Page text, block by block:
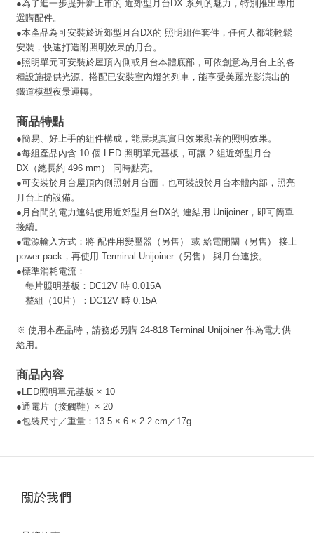
●為了進一步提升新上市的 近郊型月台DX 系列的魅力，特別推出專用
選購配件。
●本產品為可安裝於近郊型月台DX的 照明組件套件，任何人都能輕鬆
安裝，快速打造附照明效果的月台。
●照明單元可安裝於屋頂內側或月台本體底部，可依創意為月台上的各
種設施提供光源。搭配已安裝室內燈的列車，能享受美麗光影演出的
鐵道模型夜景運轉。
商品特點
●簡易、好上手的組件構成，能展現真實且效果顯著的照明效果。
●每組產品內含 10 個 LED 照明單元基板，可讓 2 組近郊型月台
DX（總長約 496 mm） 同時點亮。
●可安裝於月台屋頂內側照射月台面，也可裝設於月台本體內部，照亮
月台上的設備。
●月台間的電力連結使用近郊型月台DX的 連結用 Unijoiner，即可簡單
接續。
●電源輸入方式：將 配件用變壓器（另售） 或 給電開關（另售） 接上
power pack，再使用 Terminal Unijoiner（另售） 與月台連接。
●標準消耗電流：
每片照明基板：DC12V 時 0.015A
整組（10片）：DC12V 時 0.15A
※ 使用本產品時，請務必另購 24-818 Terminal Unijoiner 作為電力供
給用。
商品內容
●LED照明單元基板 × 10
●通電片（接觸鞋）× 20
●包裝尺寸／重量：13.5 × 6 × 2.2 cm／17g
關於我們